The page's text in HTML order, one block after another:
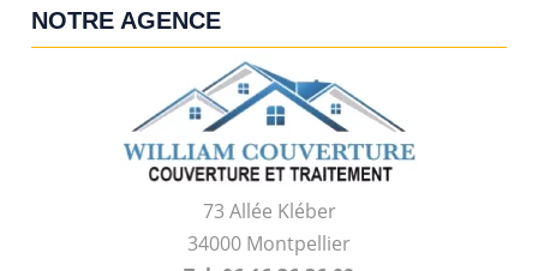
NOTRE AGENCE
73 Allée Kléber
34000 Montpellier